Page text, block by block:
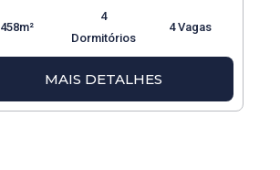
458m²
4
Dormitórios
4 Vagas
MAIS DETALHES